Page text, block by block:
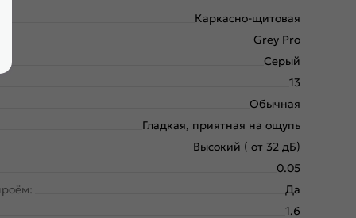
Каркасно-щитовая
Grey Pro
Серый
13
Обычная
Гладкая, приятная на ощупь
Высокий ( от 32 дБ)
0.05
Да
1.6